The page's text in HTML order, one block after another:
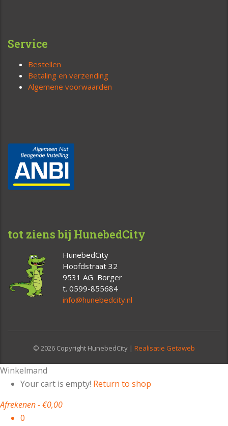
Service
Bestellen
Betaling en verzending
Algemene voorwaarden
tot ziens bij HunebedCity
HunebedCity
Hoofdstraat 32
9531 AG Borger
t. 0599-855684
info@hunebedcity.nl
© 2026 Copyright HunebedCity | Realisatie Getaweb
Winkelmand
Your cart is empty! Return to shop
Afrekenen-€0,00
0